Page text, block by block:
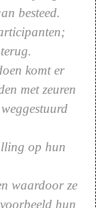
besteed.
komt er
met zeuren
op hun
waardoor ze
hun